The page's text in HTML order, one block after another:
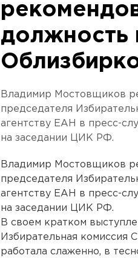
должность
Владимир Мостовщиков
председателя
агентству ЕАН в пресс-
на заседании ЦИК РФ.
Владимир Мостовщиков
председателя
агентству ЕАН в пресс-
на заседании ЦИК РФ.
В своем кратком
Избирательная комиссия
работала слаженно, в